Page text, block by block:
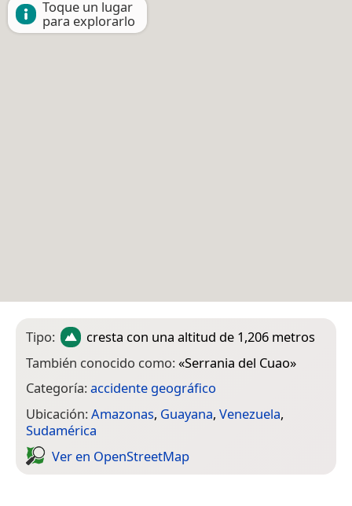
Toque un lugar
para explorarlo
Tipo: cresta con una altitud de 1,206 metros
También conocido como:«Serrania del Cuao»
Categoría:accidente geográfico
Ubicación:Amazonas, Guayana, Venezuela,
Sudamérica
Ver en Open­Street­Map